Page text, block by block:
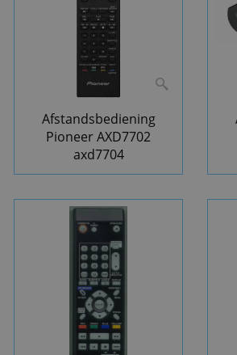
Afstandsbediening
Pioneer AXD7702
axd7704